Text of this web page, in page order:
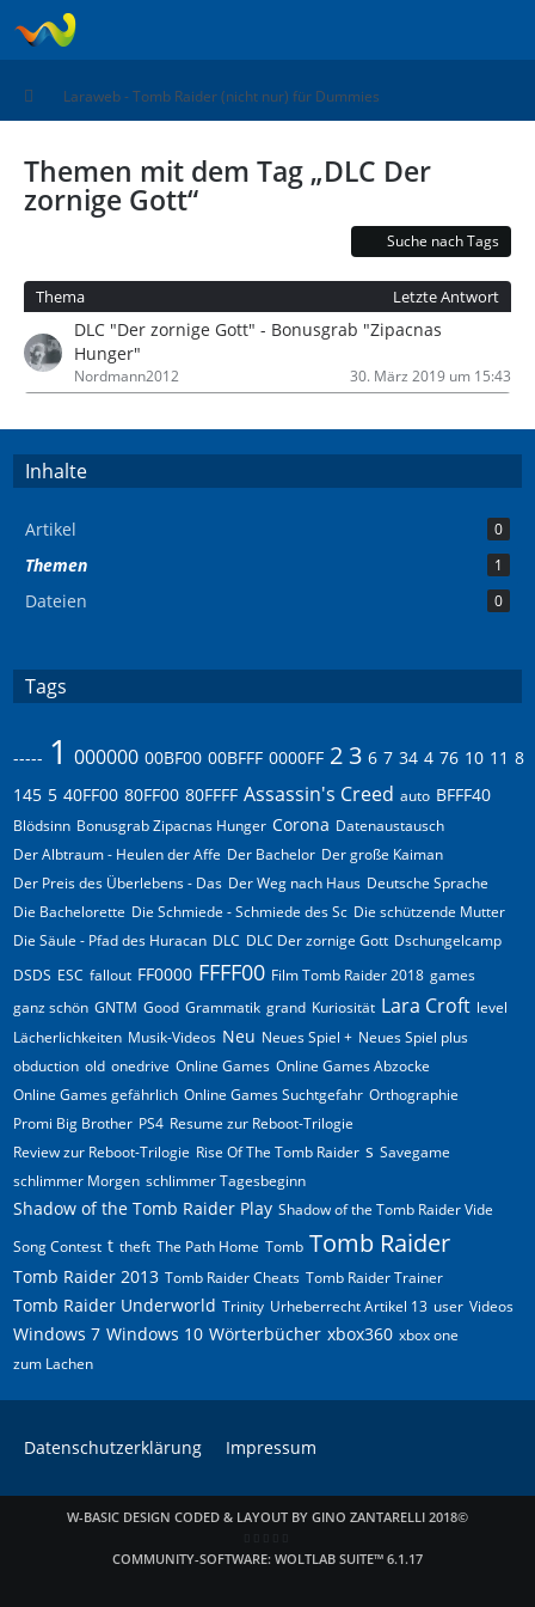
Laraweb - Tomb Raider (nicht nur) für Dummies
Themen mit dem Tag „DLC Der
zornige Gott“
Suche nach Tags
Thema Letzte Antwort
DLC "Der zornige Gott" - Bonusgrab "Zipacnas
Hunger"
Nordmann2012 30. März 2019 um 15:43
Inhalte
Artikel 0
Themen 1
Dateien 0
Tags
----- 1 000000 00BF00 00BFFF 0000FF 2 3 6 7 34 4 76 10 11 8
145 5 40FF00 80FF00 80FFFF Assassin's Creed auto BFFF40
Blödsinn Bonusgrab Zipacnas Hunger Corona Datenaustausch
Der Albtraum - Heulen der Affe Der Bachelor Der große Kaiman
Der Preis des Überlebens - Das Der Weg nach Haus Deutsche Sprache
Die Bachelorette Die Schmiede - Schmiede des Sc Die schützende Mutter
Die Säule - Pfad des Huracan DLC DLC Der zornige Gott Dschungelcamp
DSDS ESC fallout FF0000 FFFF00 Film Tomb Raider 2018 games
ganz schön GNTM Good Grammatik grand Kuriosität Lara Croft level
Lächerlichkeiten Musik-Videos Neu Neues Spiel + Neues Spiel plus
obduction old onedrive Online Games Online Games Abzocke
Online Games gefährlich Online Games Suchtgefahr Orthographie
Promi Big Brother PS4 Resume zur Reboot-Trilogie
Review zur Reboot-Trilogie Rise Of The Tomb Raider s Savegame
schlimmer Morgen schlimmer Tagesbeginn
Shadow of the Tomb Raider Play Shadow of the Tomb Raider Vide
Song Contest t theft The Path Home Tomb Tomb Raider
Tomb Raider 2013 Tomb Raider Cheats Tomb Raider Trainer
Tomb Raider Underworld Trinity Urheberrecht Artikel 13 user Videos
Windows 7 Windows 10 Wörterbücher xbox360 xbox one
zum Lachen
Datenschutzerklärung Impressum
W-BASIC DESIGN CODED & LAYOUT BY GINO ZANTARELLI 2018©
COMMUNITY-SOFTWARE: WOLTLAB SUITE™ 6.1.17